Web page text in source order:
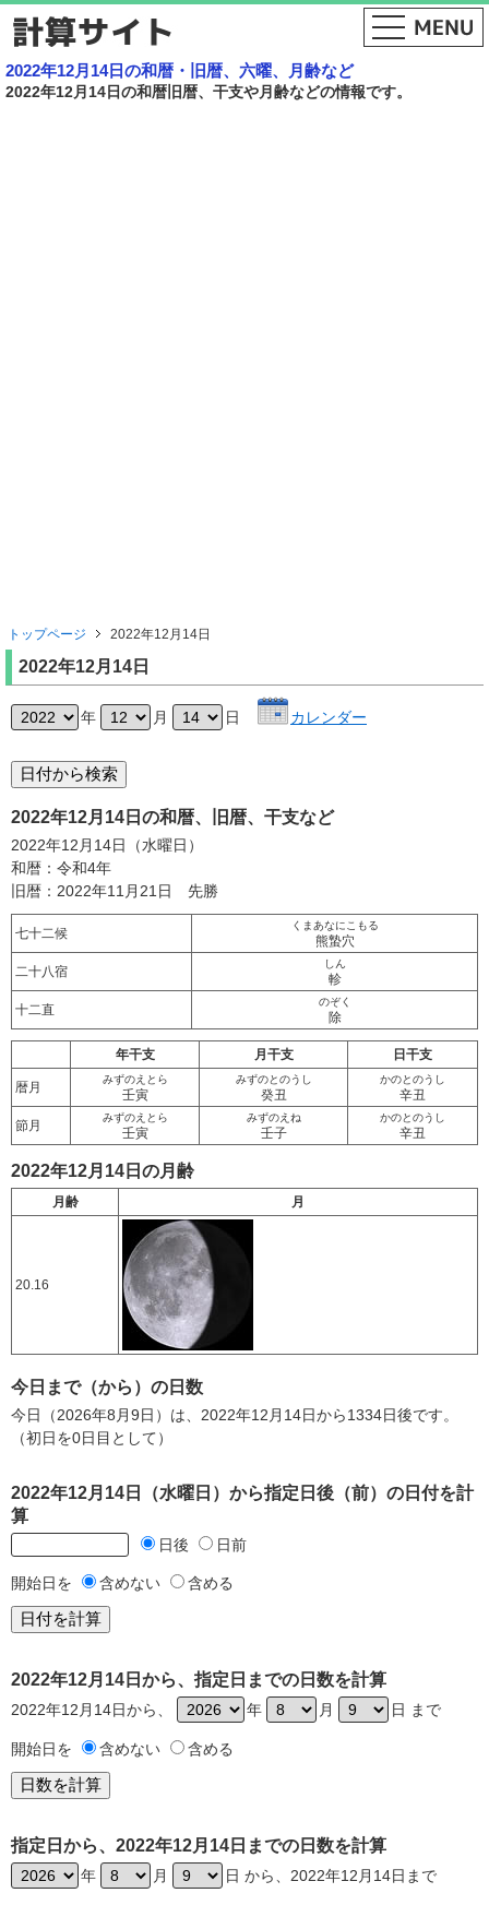
2022年12月14日の和暦・旧暦、六曜、月齢など
2022年12月14日の和暦旧暦、干支や月齢などの情報です。
トップページ 2022年12月14日
2022年12月14日
年 月 日 カレンダー
2022年12月14日の和暦、旧暦、干支など
2022年12月14日（水曜日）
和暦：令和4年
旧暦：2022年11月21日 先勝
七十二候
くまあなにこもる
熊蟄穴
二十八宿
しん
軫
十二直
のぞく
除
年干支 月干支 日干支
暦月
みずのえとら
壬寅
みずのとのうし
癸丑
かのとのうし
辛丑
節月
みずのえとら
壬寅
みずのえね
壬子
かのとのうし
辛丑
2022年12月14日の月齢
月齢 月
20.16
今日まで（から）の日数
今日（2026年8月9日）は、2022年12月14日から1334日後です。
（初日を0日目として）
2022年12月14日（水曜日）から指定日後（前）の日付を計
算
日後 日前
開始日を 含めない 含める
2022年12月14日から、指定日までの日数を計算
2022年12月14日から、 年 月 日 まで
開始日を 含めない 含める
指定日から、2022年12月14日までの日数を計算
年 月 日 から、2022年12月14日まで